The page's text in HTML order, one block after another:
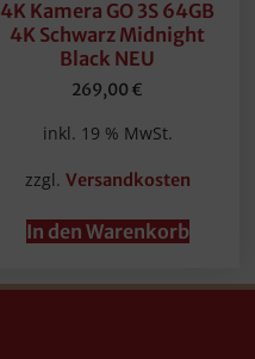
4K Kamera GO 3S 64GB
4K Schwarz Midnight
Black NEU
269,00 €
inkl. 19 % MwSt.
zzgl. Versandkosten
In den Warenkorb